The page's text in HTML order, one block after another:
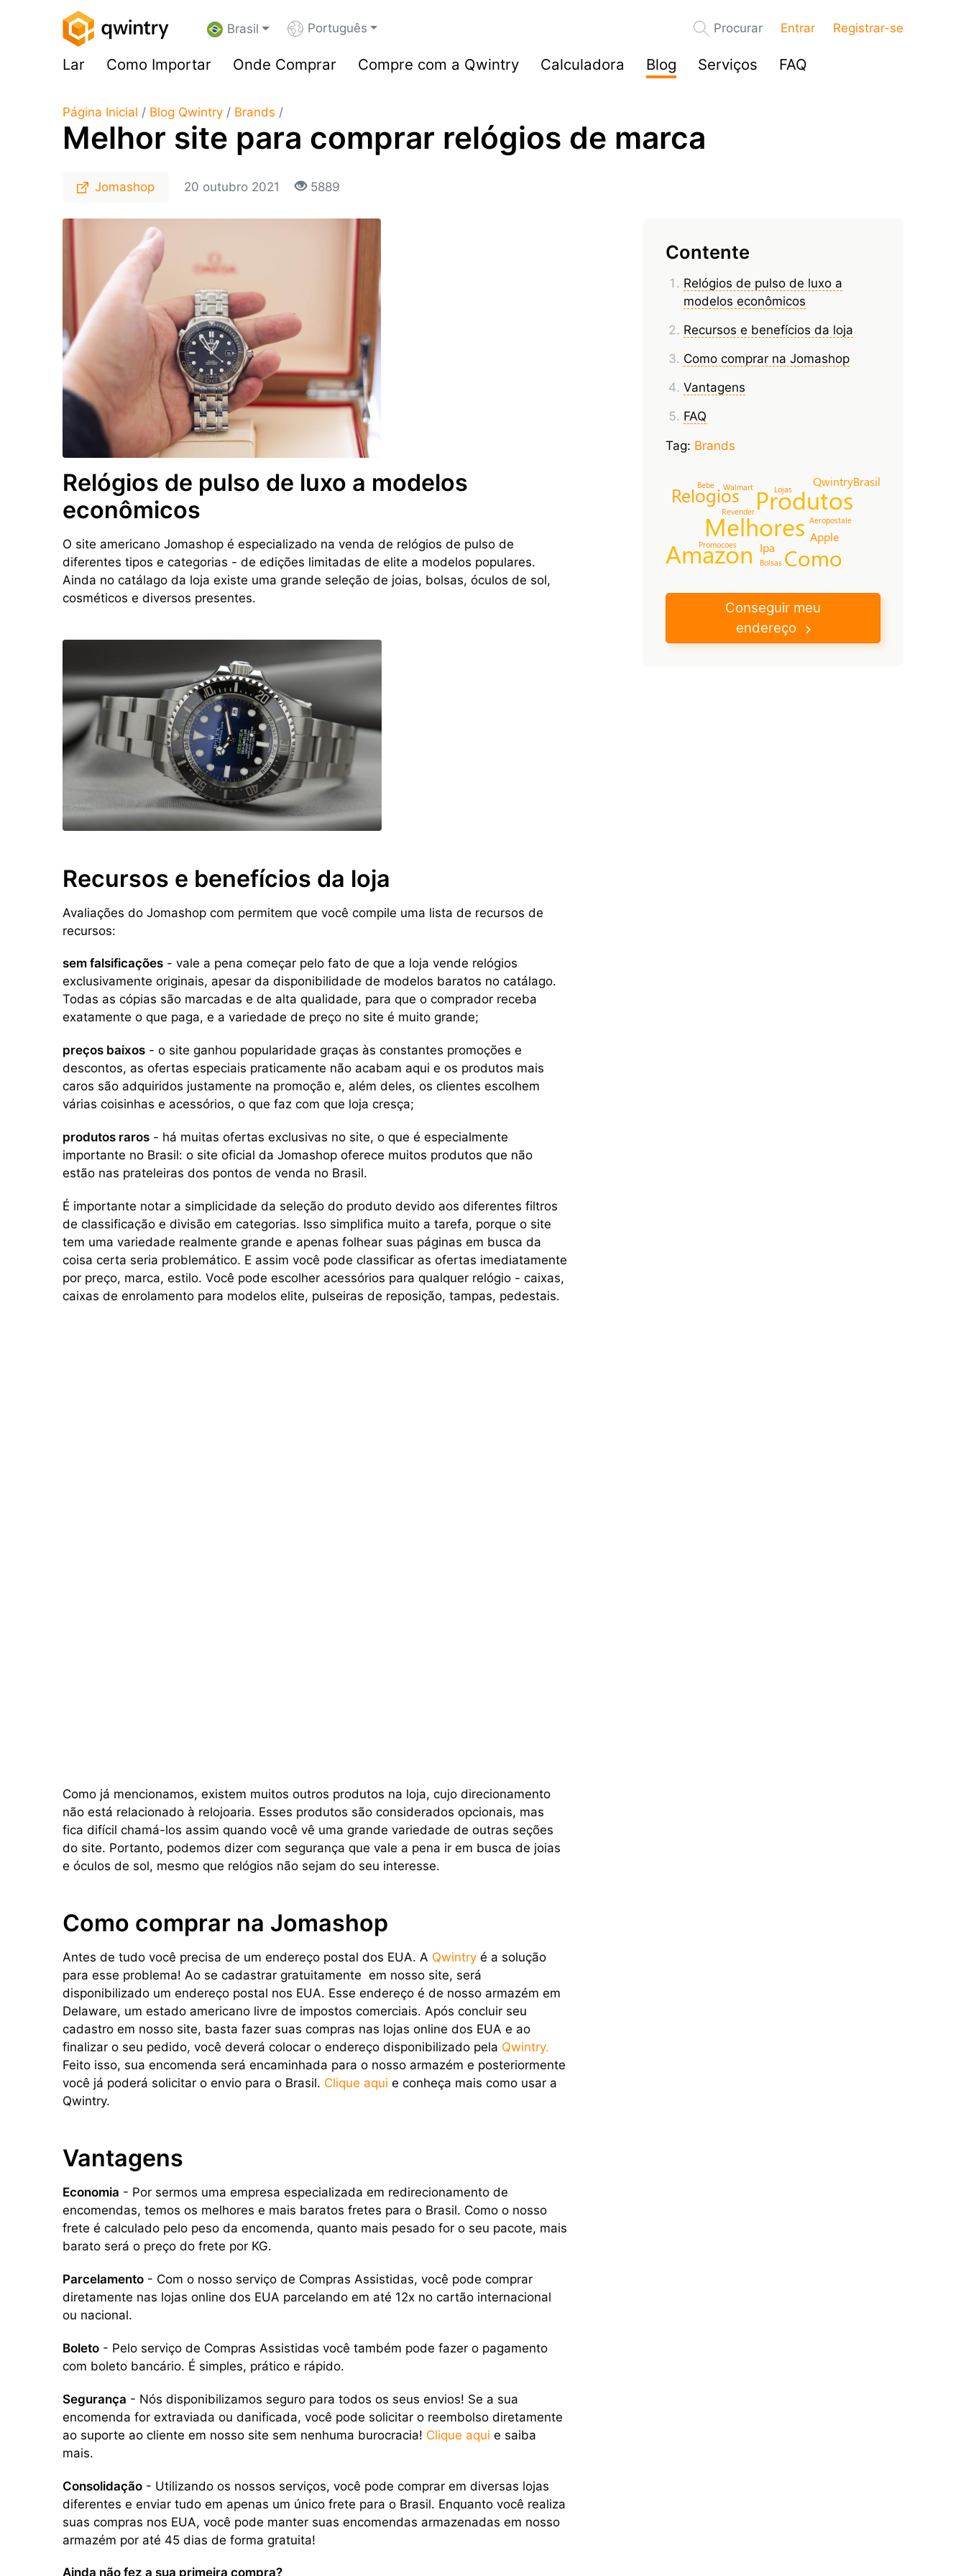
Brasil Português Procurar Entrar Registrar-se
Lar Como Importar Onde Comprar Compre com a Qwintry Calculadora Blog Serviços FAQ
Página Inicial / Blog Qwintry / Brands /
Melhor site para comprar relógios de marca
Jomashop 20 outubro 2021 5889
Contente
Relógios de pulso de luxo a
modelos econômicos
Recursos e benefícios da loja
Como comprar na Jomashop
Vantagens
FAQ
Tag: Brands
Amazon
Melhores
Produtos
Como
Relogios
Apple
QwintryBrasil
Ipa
Aeropostale
Revender
Lojas
Walmart
Bolsas
Promocoes
Bebe
Conseguir meu
endereço
Relógios de pulso de luxo a modelos
econômicos
O site americano Jomashop é especializado na venda de relógios de pulso de
diferentes tipos e categorias - de edições limitadas de elite a modelos populares.
Ainda no catálago da loja existe uma grande seleção de joias, bolsas, óculos de sol,
cosméticos e diversos presentes.
Recursos e benefícios da loja
Avaliações do Jomashop com permitem que você compile uma lista de recursos de
recursos:
sem falsificações - vale a pena começar pelo fato de que a loja vende relógios
exclusivamente originais, apesar da disponibilidade de modelos baratos no catálago.
Todas as cópias são marcadas e de alta qualidade, para que o comprador receba
exatamente o que paga, e a variedade de preço no site é muito grande;
preços baixos - o site ganhou popularidade graças às constantes promoções e
descontos, as ofertas especiais praticamente não acabam aqui e os produtos mais
caros são adquiridos justamente na promoção e, além deles, os clientes escolhem
várias coisinhas e acessórios, o que faz com que loja cresça;
produtos raros - há muitas ofertas exclusivas no site, o que é especialmente
importante no Brasil: o site oficial da Jomashop oferece muitos produtos que não
estão nas prateleiras dos pontos de venda no Brasil.
É importante notar a simplicidade da seleção do produto devido aos diferentes filtros
de classificação e divisão em categorias. Isso simplifica muito a tarefa, porque o site
tem uma variedade realmente grande e apenas folhear suas páginas em busca da
coisa certa seria problemático. E assim você pode classificar as ofertas imediatamente
por preço, marca, estilo. Você pode escolher acessórios para qualquer relógio - caixas,
caixas de enrolamento para modelos elite, pulseiras de reposição, tampas, pedestais.
Como já mencionamos, existem muitos outros produtos na loja, cujo direcionamento
não está relacionado à relojoaria. Esses produtos são considerados opcionais, mas
fica difícil chamá-los assim quando você vê uma grande variedade de outras seções
do site. Portanto, podemos dizer com segurança que vale a pena ir em busca de joias
e óculos de sol, mesmo que relógios não sejam do seu interesse.
Como comprar na Jomashop
Antes de tudo você precisa de um endereço postal dos EUA. A Qwintry é a solução
para esse problema! Ao se cadastrar gratuitamente em nosso site, será
disponibilizado um endereço postal nos EUA. Esse endereço é de nosso armazém em
Delaware, um estado americano livre de impostos comerciais. Após concluir seu
cadastro em nosso site, basta fazer suas compras nas lojas online dos EUA e ao
finalizar o seu pedido, você deverá colocar o endereço disponibilizado pela Qwintry.
Feito isso, sua encomenda será encaminhada para o nosso armazém e posteriormente
você já poderá solicitar o envio para o Brasil. Clique aqui e conheça mais como usar a
Qwintry.
Vantagens
Economia - Por sermos uma empresa especializada em redirecionamento de
encomendas, temos os melhores e mais baratos fretes para o Brasil. Como o nosso
frete é calculado pelo peso da encomenda, quanto mais pesado for o seu pacote, mais
barato será o preço do frete por KG.
Parcelamento - Com o nosso serviço de Compras Assistidas, você pode comprar
diretamente nas lojas online dos EUA parcelando em até 12x no cartão internacional
ou nacional.
Boleto - Pelo serviço de Compras Assistidas você também pode fazer o pagamento
com boleto bancário. É simples, prático e rápido.
Segurança - Nós disponibilizamos seguro para todos os seus envios! Se a sua
encomenda for extraviada ou danificada, você pode solicitar o reembolso diretamente
ao suporte ao cliente em nosso site sem nenhuma burocracia! Clique aqui e saiba
mais.
Consolidação - Utilizando os nossos serviços, você pode comprar em diversas lojas
diferentes e enviar tudo em apenas um único frete para o Brasil. Enquanto você realiza
suas compras nos EUA, você pode manter suas encomendas armazenadas em nosso
armazém por até 45 dias de forma gratuita!
Ainda não fez a sua primeira compra?